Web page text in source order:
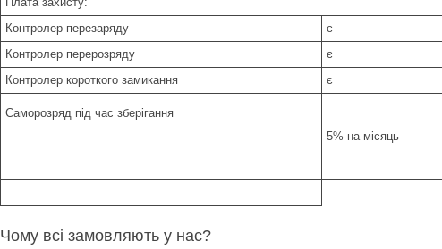
Контролер перезаряду
є
Контролер перерозряду
є
Контролер короткого замикання
є
Саморозряд під час зберігання
5% на місяць
Чому всі замовляють у нас?